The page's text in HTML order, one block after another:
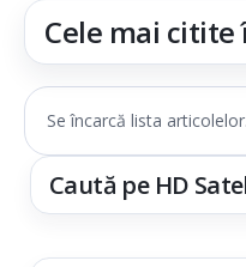
Cele mai
Se încarcă lista
Caută pe HD